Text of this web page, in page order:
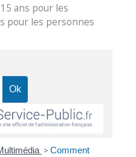
ans pour les
pour les personnes
> Comment